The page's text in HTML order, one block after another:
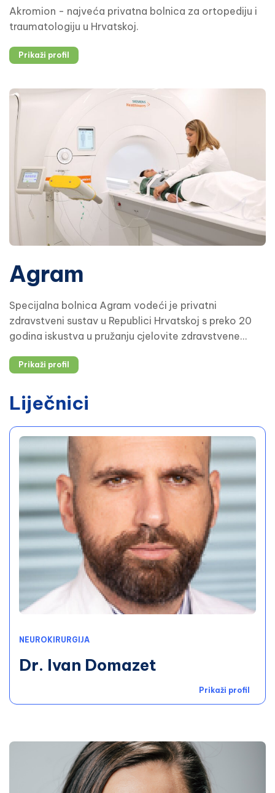
Akromion - najveća privatna bolnica za ortopediju i
traumatologiju u Hrvatskoj.
Prikaži profil
Agram
Specijalna bolnica Agram vodeći je privatni
zdravstveni sustav u Republici Hrvatskoj s preko 20
godina iskustva u pružanju cjelovite zdravstvene
izvrsnosti, ranoj dijagnostici te interdisciplinarnom
Prikaži profil
Liječnici
NEUROKIRURGIJA
Dr. Ivan Domazet
Prikaži profil